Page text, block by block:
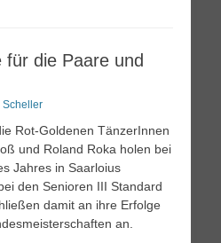
für die Paare und
Scheller
Rot-Goldenen TänzerInnen
und Roland Roka holen bei
Jahres in Saarloius
den Senioren III Standard
damit an ihre Erfolge
an.